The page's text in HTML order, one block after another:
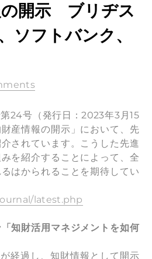
の開示 ブリヂス
ソフトバンク、
24号（発行日：2023年3月15
産情報の開示」において、先
されています。こうした先進
を紹介することによって、全
はかられることを期待してい
latest.php
知財活用マネジメントを如何
経過し、知財情報として開示